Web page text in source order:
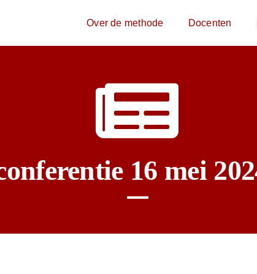
Over de methode Docenten
16 mei